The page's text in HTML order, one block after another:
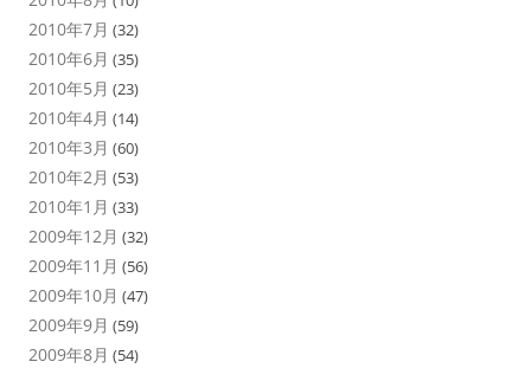
2010年7月 (32)
2010年6月 (35)
2010年5月 (23)
2010年4月 (14)
2010年3月 (60)
2010年2月 (53)
2010年1月 (33)
2009年12月 (32)
2009年11月 (56)
2009年10月 (47)
2009年9月 (59)
2009年8月 (54)